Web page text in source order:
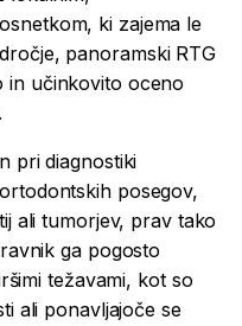
ki zajema le
panoramski RTG
in učinkovito oceno
pri diagnostiki
posegov,
ali tumorjev, prav tako
ga pogosto
težavami, kot so
ali ponavljajoče se